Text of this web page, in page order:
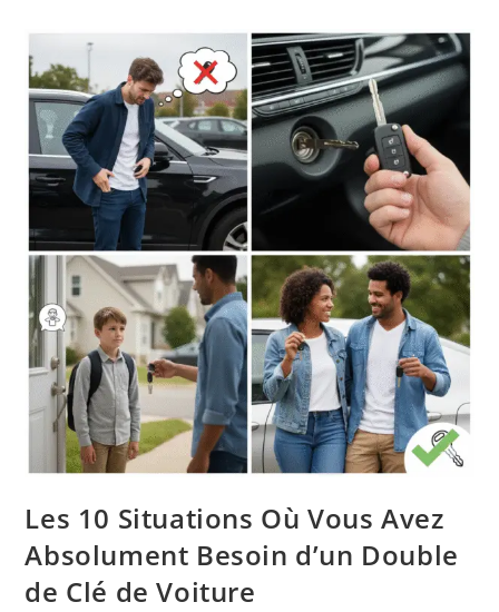
Quand
En
Avez-
Vous
Besoin
?
Les 10 Situations Où Vous Avez
Absolument Besoin d’un Double
de Clé de Voiture